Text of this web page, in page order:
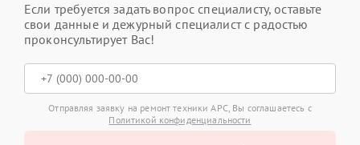
Если требуется задать вопрос специалисту, оставьте
свои данные и дежурный специалист с радостью
проконсультирует Вас!
Отправляя заявку на ремонт техники APC, Вы соглашаетесь с
Политикой конфиденциальности